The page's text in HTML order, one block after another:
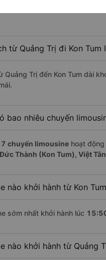
để di
từ Quảng Trị đi Kon Tum
Quảng Trị đến Kon Tum dài
bao nhiêu chuyến
7 chuyến limousine hoạt
Đức Thành (Kon Tum), Việt
nào khởi hành từ Kon
sớm nhất khởi hành lúc
nào khởi hành từ Quảng